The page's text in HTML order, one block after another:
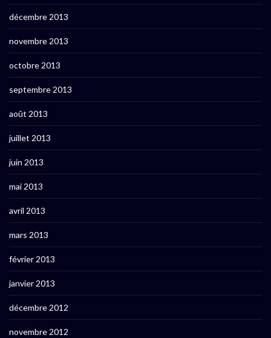
décembre 2013
novembre 2013
octobre 2013
septembre 2013
août 2013
juillet 2013
juin 2013
mai 2013
avril 2013
mars 2013
février 2013
janvier 2013
décembre 2012
novembre 2012